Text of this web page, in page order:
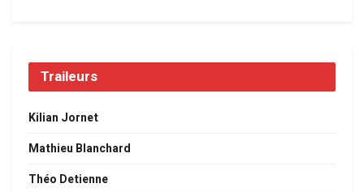
Traileurs
Kilian Jornet
Mathieu Blanchard
Théo Detienne